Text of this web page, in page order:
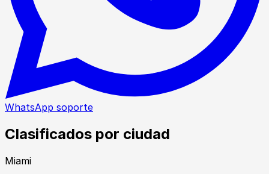
WhatsApp soporte
Clasificados por ciudad
Miami